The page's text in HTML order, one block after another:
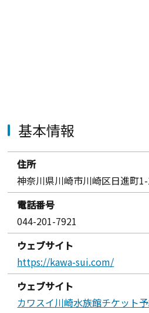
基本情報
住所
神奈川県川崎市川崎区日進町
電話番号
044-201-7921
ウェブサイト
https://kawa-sui.com/
ウェブサイト
カワスイ川崎水族館チケット